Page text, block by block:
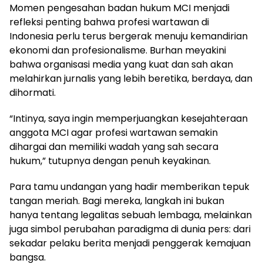
Momen pengesahan badan hukum MCI menjadi
refleksi penting bahwa profesi wartawan di
Indonesia perlu terus bergerak menuju kemandirian
ekonomi dan profesionalisme. Burhan meyakini
bahwa organisasi media yang kuat dan sah akan
melahirkan jurnalis yang lebih beretika, berdaya, dan
dihormati.
“Intinya, saya ingin memperjuangkan kesejahteraan
anggota MCI agar profesi wartawan semakin
dihargai dan memiliki wadah yang sah secara
hukum,” tutupnya dengan penuh keyakinan.
Para tamu undangan yang hadir memberikan tepuk
tangan meriah. Bagi mereka, langkah ini bukan
hanya tentang legalitas sebuah lembaga, melainkan
juga simbol perubahan paradigma di dunia pers: dari
sekadar pelaku berita menjadi penggerak kemajuan
bangsa.